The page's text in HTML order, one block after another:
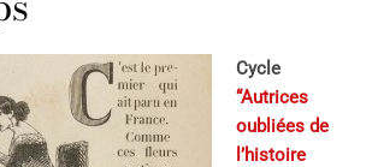
Cycle
“Autrices
oubliées de
l’histoire